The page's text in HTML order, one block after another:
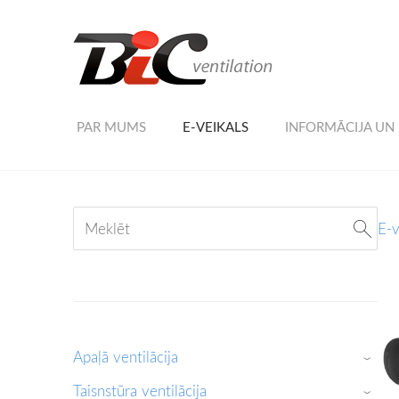
PAR MUMS E-VEIKALS INFORMĀCIJA
Apaļā ventilācija ›
Taisnstūra ventilācija ›
E-